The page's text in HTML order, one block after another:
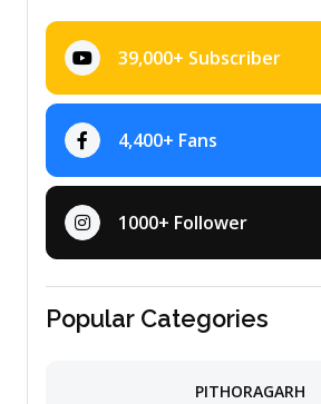
39,000+ Subscriber
4,400+ Fans
1000+ Follower
Popular Categories
PITHORAGARH